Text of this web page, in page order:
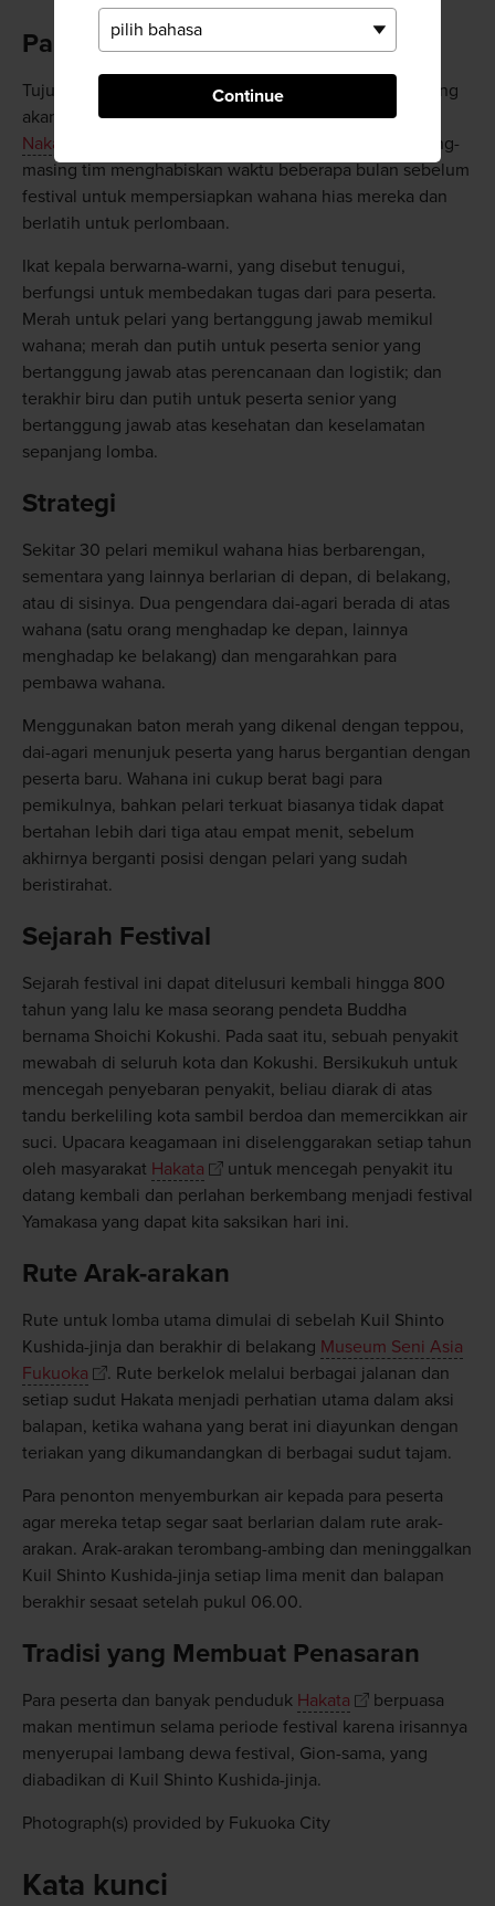
Continue
Para Tim
Tujuh tim akan berkompetisi di lomba ini, masing-masing
akan mewakili distrik bersejarahHakata
: Higashi,
Nakasu
, Nishi, Chiyo, Ebisu, Doi, dan Daikoku. Masing-
masing tim menghabiskan waktu beberapa bulan sebelum
festival untuk mempersiapkan wahana hias mereka dan
berlatih untuk perlombaan.
Ikat kepala berwarna-warni, yang disebut tenugui,
berfungsi untuk membedakan tugas dari para peserta.
Merah untuk pelari yang bertanggung jawab memikul
wahana; merah dan putih untuk peserta senior yang
bertanggung jawab atas perencanaan dan logistik; dan
terakhir biru dan putih untuk peserta senior yang
bertanggung jawab atas kesehatan dan keselamatan
sepanjang lomba.
Strategi
Sekitar 30 pelari memikul wahana hias berbarengan,
sementara yang lainnya berlarian di depan, di belakang,
atau di sisinya. Dua pengendara dai-agari berada di atas
wahana (satu orang menghadap ke depan, lainnya
menghadap ke belakang) dan mengarahkan para
pembawa wahana.
Menggunakan baton merah yang dikenal dengan teppou,
dai-agari menunjuk peserta yang harus bergantian dengan
peserta baru. Wahana ini cukup berat bagi para
pemikulnya, bahkan pelari terkuat biasanya tidak dapat
bertahan lebih dari tiga atau empat menit, sebelum
akhirnya berganti posisi dengan pelari yang sudah
beristirahat.
Sejarah Festival
Sejarah festival ini dapat ditelusuri kembali hingga 800
tahun yang lalu ke masa seorang pendeta Buddha
bernama Shoichi Kokushi. Pada saat itu, sebuah penyakit
mewabah di seluruh kota dan Kokushi. Bersikukuh untuk
mencegah penyebaran penyakit, beliau diarak di atas
tandu berkeliling kota sambil berdoa dan memercikkan air
suci. Upacara keagamaan ini diselenggarakan setiap tahun
oleh masyarakat Hakata
untuk mencegah penyakit itu
datang kembali dan perlahan berkembang menjadi festival
Yamakasa yang dapat kita saksikan hari ini.
Rute Arak-arakan
Rute untuk lomba utama dimulai di sebelah Kuil Shinto
Kushida-jinja dan berakhir di belakang Museum Seni Asia
Fukuoka
. Rute berkelok melalui berbagai jalanan dan
setiap sudut Hakata menjadi perhatian utama dalam aksi
balapan, ketika wahana yang berat ini diayunkan dengan
teriakan yang dikumandangkan di berbagai sudut tajam.
Para penonton menyemburkan air kepada para peserta
agar mereka tetap segar saat berlarian dalam rute arak-
arakan. Arak-arakan terombang-ambing dan meninggalkan
Kuil Shinto Kushida-jinja setiap lima menit dan balapan
berakhir sesaat setelah pukul 06.00.
Tradisi yang Membuat Penasaran
Para peserta dan banyak penduduk Hakata
berpuasa
makan mentimun selama periode festival karena irisannya
menyerupai lambang dewa festival, Gion-sama, yang
diabadikan di Kuil Shinto Kushida-jinja.
Photograph(s) provided by Fukuoka City
Kata kunci